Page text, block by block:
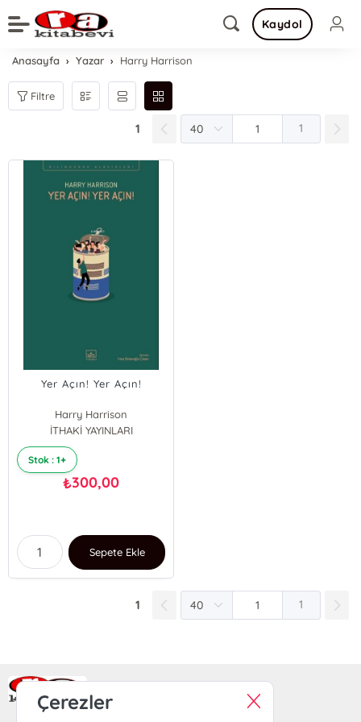
Kaydol
Anasayfa Yazar Harry Harrison
Filtre
1 1
Yer Açın! Yer Açın!
Harry Harrison
İTHAKİ YAYINLARI
Stok : 1+
₺300,00
Sepete Ekle
1 1
Ra Yayın Kitabevi
Çerezler